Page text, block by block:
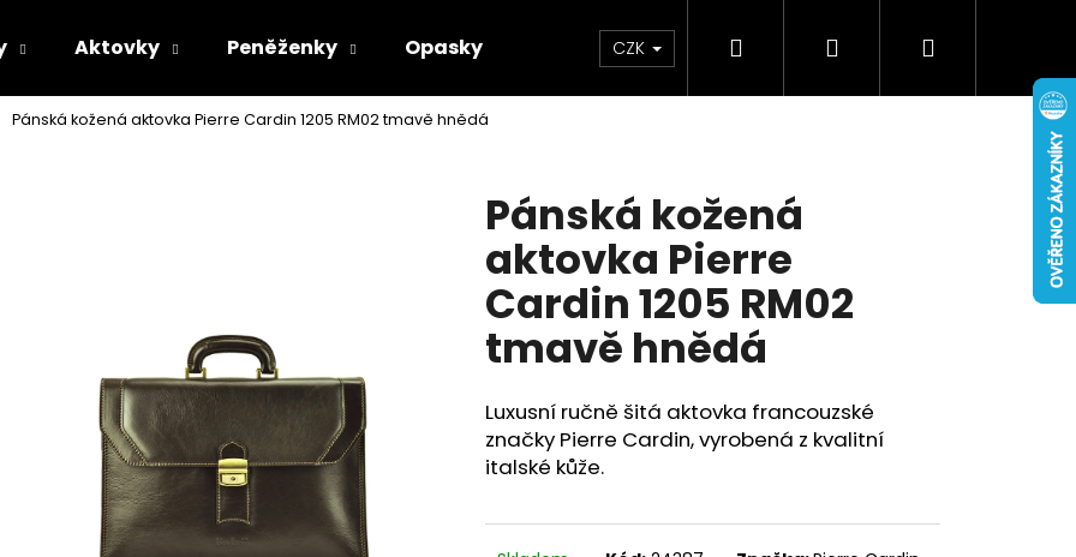
Aktovky Peněženky Opasky Doplňky Novinky
CZK Hledat PřihlášeníNákupní
Pánská kožená aktovka Pierre Cardin 1205 RM02 tmavě hnědá
Pánská kožená
aktovka Pierre
Cardin 1205 RM02
tmavě hnědá
Luxusní ručně šitá aktovka francouzské
značky Pierre Cardin, vyrobená z kvalitní
italské kůže.
Co potřebujete najít?
Doporučujeme